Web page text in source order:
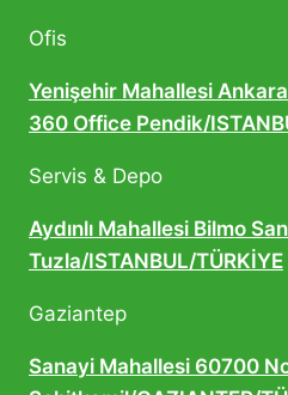
Ofis
Yenişehir Mahallesi
360 Office Pendik/
Servis & Depo
Aydınlı Mahallesi Bilmo
Tuzla/ISTANBUL/TÜRKİYE
Gaziantep
Sanayi Mahallesi 60700